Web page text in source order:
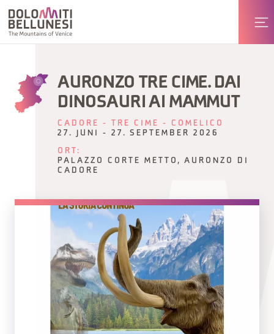
AURONZO TRE CIME. DAI
DINOSAURI AI MAMMUT
CADORE - TRE CIME - COMELICO
27. JUNI - 27. SEPTEMBER 2026
ORT:
PALAZZO CORTE METTO, AURONZO DI
CADORE